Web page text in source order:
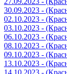
30.09.2023 -
02.10.2023 -
03.10.2023 -
06.10.2023 -
08.10.2023 -
09.10.2023 -
13.10.2023 -
14.10.2023 -